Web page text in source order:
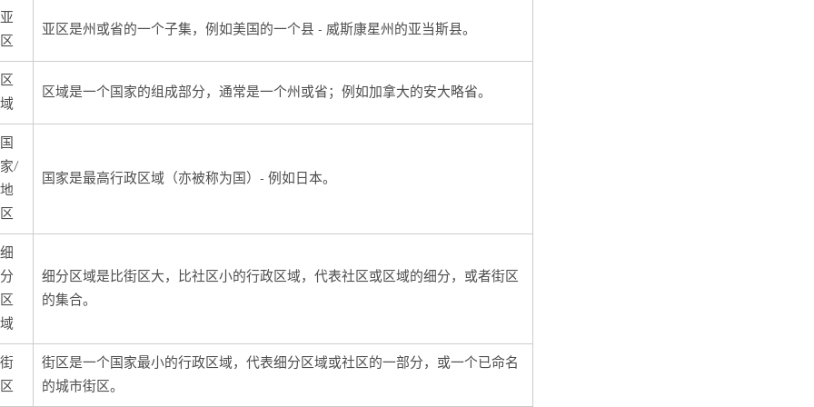
亚
区
亚区是州或省的一个子集，例如美国的一个县 - 威斯康星州的亚当斯县。
区
域
区域是一个国家的组成部分，通常是一个州或省；例如加拿大的安大略省。
国
家/
地
区
国家是最高行政区域（亦被称为国）- 例如 日本。
细
分
区
域
细分区域是比街区大，比社区小的行政区域，代表社区或区域的细分，或者街区
的集合。
街
区
街区是一个国家最小的行政区域，代表细分区域或社区的一部分，或一个已命名
的城市街区。